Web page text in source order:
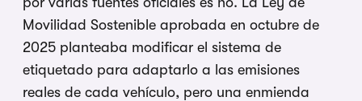
Movilidad Sostenible aprobada en octubre de
2025 planteaba modificar el sistema de
etiquetado para adaptarlo a las emisiones
reales de cada vehículo, pero una enmienda